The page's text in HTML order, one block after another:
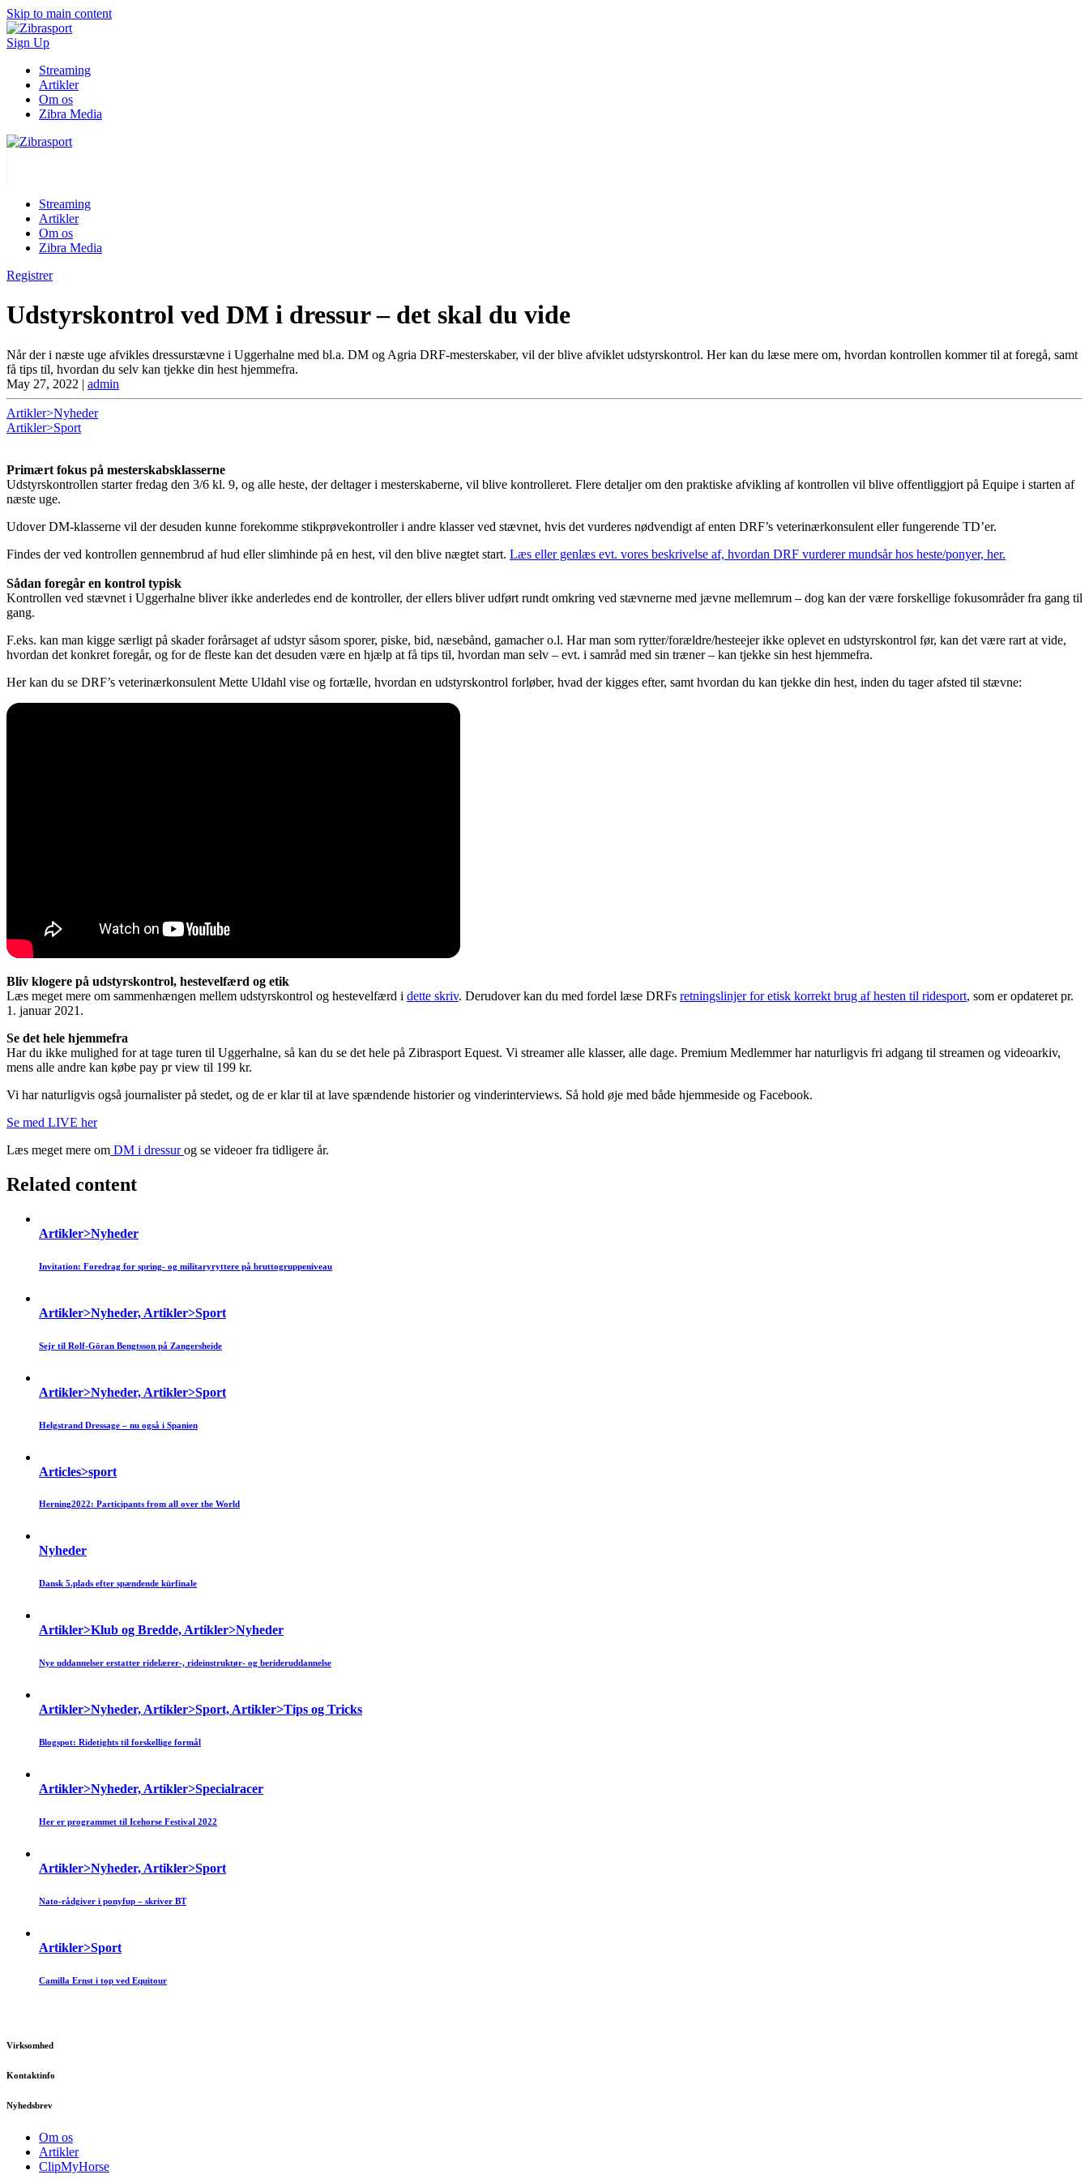
Skip to main content
Sign Up
Streaming
Artikler
Om os
Zibra Media
Streaming
Artikler
Om os
Zibra Media
Registrer
Udstyrskontrol ved DM i dressur – det skal du vide
Når der i næste uge afvikles dressurstævne i Uggerhalne med bl.a. DM og Agria DRF-mesterskaber, vil der blive afviklet udstyrskontrol. Her kan du læse mere om, hvordan kontrollen kommer til at foregå, samt
få tips til, hvordan du selv kan tjekke din hest hjemmefra.
May 27, 2022 | admin
Artikler>Nyheder
Artikler>Sport
Primært fokus på mesterskabsklasserne
Udstyrskontrollen starter fredag den 3/6 kl. 9, og alle heste, der deltager i mesterskaberne, vil blive kontrolleret. Flere detaljer om den praktiske afvikling af kontrollen vil blive offentliggjort på Equipe i starten af
næste uge.
Udover DM-klasserne vil der desuden kunne forekomme stikprøvekontroller i andre klasser ved stævnet, hvis det vurderes nødvendigt af enten DRF’s veterinærkonsulent eller fungerende TD’er.
Findes der ved kontrollen gennembrud af hud eller slimhinde på en hest, vil den blive nægtet start. Læs eller genlæs evt. vores beskrivelse af, hvordan DRF vurderer mundsår hos heste/ponyer, her.
Sådan foregår en kontrol typisk
Kontrollen ved stævnet i Uggerhalne bliver ikke anderledes end de kontroller, der ellers bliver udført rundt omkring ved stævnerne med jævne mellemrum – dog kan der være forskellige fokusområder fra gang til
gang.
F.eks. kan man kigge særligt på skader forårsaget af udstyr såsom sporer, piske, bid, næsebånd, gamacher o.l. Har man som rytter/forældre/hesteejer ikke oplevet en udstyrskontrol før, kan det være rart at vide,
hvordan det konkret foregår, og for de fleste kan det desuden være en hjælp at få tips til, hvordan man selv – evt. i samråd med sin træner – kan tjekke sin hest hjemmefra.
Her kan du se DRF’s veterinærkonsulent Mette Uldahl vise og fortælle, hvordan en udstyrskontrol forløber, hvad der kigges efter, samt hvordan du kan tjekke din hest, inden du tager afsted til stævne:
Bliv klogere på udstyrskontrol, hestevelfærd og etik
Læs meget mere om sammenhængen mellem udstyrskontrol og hestevelfærd i dette skriv. Derudover kan du med fordel læse DRFs retningslinjer for etisk korrekt brug af hesten til ridesport, som er opdateret pr.
1. januar 2021.
Se det hele hjemmefra
Har du ikke mulighed for at tage turen til Uggerhalne, så kan du se det hele på Zibrasport Equest. Vi streamer alle klasser, alle dage. Premium Medlemmer har naturligvis fri adgang til streamen og videoarkiv,
mens alle andre kan købe pay pr view til 199 kr.
Vi har naturligvis også journalister på stedet, og de er klar til at lave spændende historier og vinderinterviews. Så hold øje med både hjemmeside og Facebook.
Se med LIVE her
Læs meget mere om DM i dressurog se videoer fra tidligere år.
Related content
Artikler>Nyheder
Invitation: Foredrag for spring- og militaryryttere på bruttogruppeniveau
Artikler>Nyheder, Artikler>Sport
Sejr til Rolf-Göran Bengtsson på Zangersheide
Artikler>Nyheder, Artikler>Sport
Helgstrand Dressage – nu også i Spanien
Articles>sport
Herning2022: Participants from all over the World
Nyheder
Dansk 5.plads efter spændende kürfinale
Artikler>Klub og Bredde, Artikler>Nyheder
Nye uddannelser erstatter ridelærer-, rideinstruktør- og berideruddannelse
Artikler>Nyheder, Artikler>Sport, Artikler>Tips og Tricks
Blogspot: Ridetights til forskellige formål
Artikler>Nyheder, Artikler>Specialracer
Her er programmet til Icehorse Festival 2022
Artikler>Nyheder, Artikler>Sport
Nato-rådgiver i ponyfup – skriver BT
Artikler>Sport
Camilla Ernst i top ved Equitour
Virksomhed
Kontaktinfo
Nyhedsbrev
Om os
Artikler
ClipMyHorse